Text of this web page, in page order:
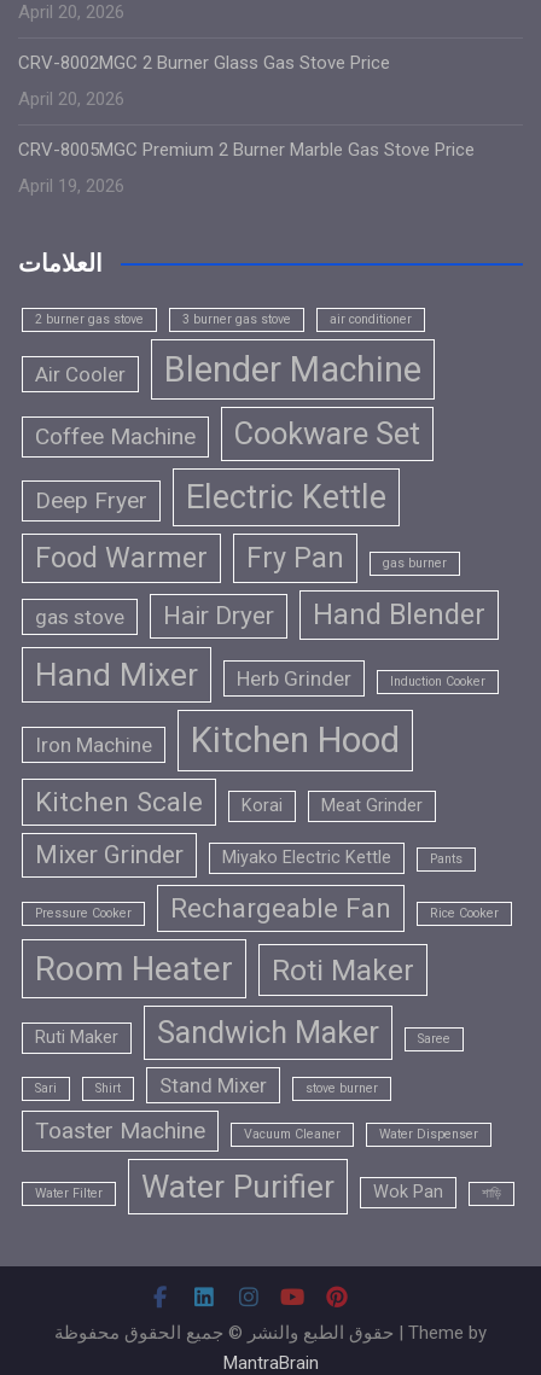
April 20, 2026
CRV-8002MGC 2 Burner Glass Gas Stove Price
April 20, 2026
CRV-8005MGC Premium 2 Burner Marble Gas Stove Price
April 19, 2026
العلامات
2 burner gas stove 3 burner gas stove air conditioner
Air Cooler Blender Machine
Coffee Machine Cookware Set
Deep Fryer Electric Kettle
Food Warmer Fry Pan gas burner
gas stove Hair Dryer Hand Blender
Hand Mixer Herb Grinder Induction Cooker
Iron Machine Kitchen Hood
Kitchen Scale Korai Meat Grinder
Mixer Grinder Miyako Electric Kettle Pants
Pressure Cooker Rechargeable Fan Rice Cooker
Room Heater Roti Maker
Ruti Maker Sandwich Maker Saree
Sari Shirt Stand Mixer stove burner
Toaster Machine Vacuum Cleaner Water Dispenser
Water Filter Water Purifier Wok Pan শাড়ি
حقوق الطبع والنشر © جميع الحقوق محفوظة | Theme by
MantraBrain